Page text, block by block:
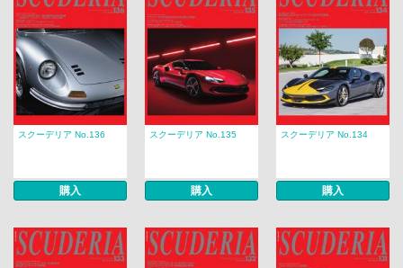
スクーデリア No.136
購入
スクーデリア No.135
購入
スクーデリア No.134
購入